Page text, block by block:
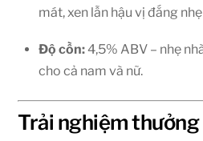
mát, xen lẫn hậu vị đắng
Độ cồn:4,5% ABV – nhẹ
cho cả nam và nữ.
Trải nghiệm